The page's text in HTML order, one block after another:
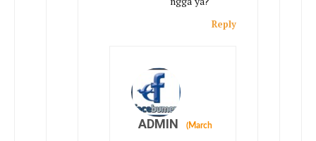
Reply
ADMIN (March